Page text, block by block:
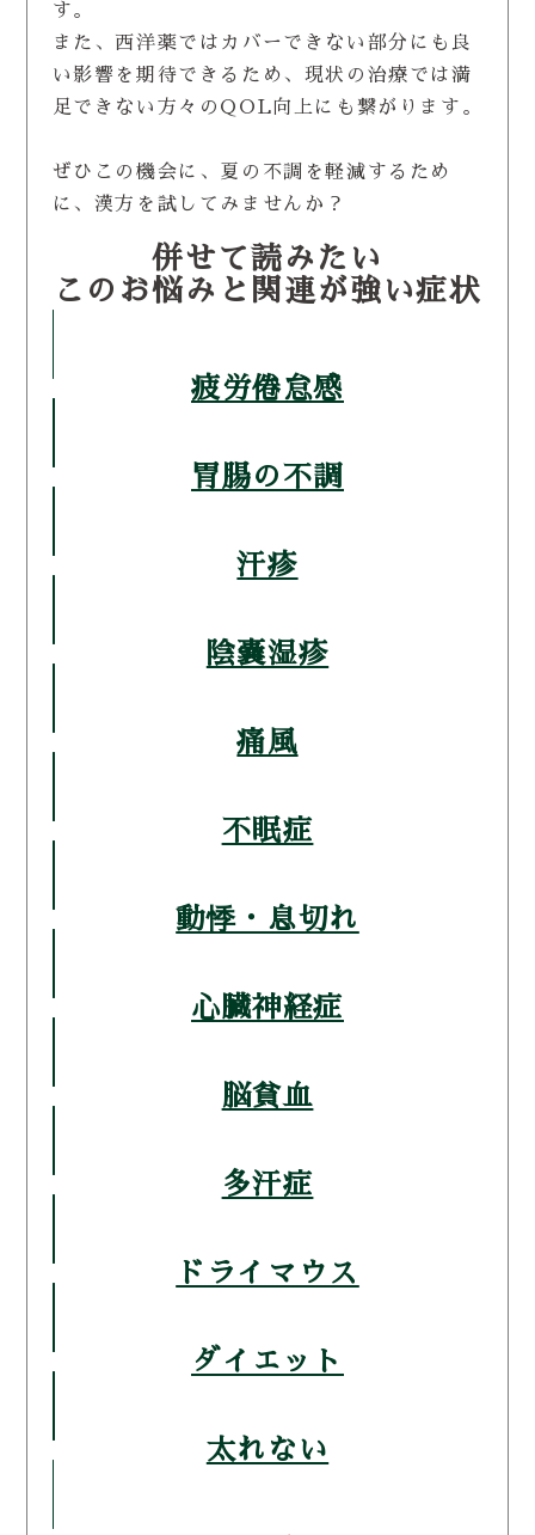
す。
また、西洋薬ではカバーできない部分にも良
い影響を期待できるため、現状の治療では満
足できない方々のQOL向上にも繋がります。
ぜひこの機会に、夏の不調を軽減するため
に、漢方を試してみませんか？
併せて読みたい
このお悩みと関連が強い症状
疲労倦怠感
胃腸の不調
汗疹
陰嚢湿疹
痛風
不眠症
動悸・息切れ
心臓神経症
脳貧血
多汗症
ドライマウス
ダイエット
太れない